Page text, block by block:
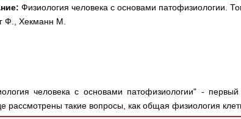
Физиология человека с основами патофизиологии.
Ф., Хекманн М.
человека с основами патофизиологии" -
рассмотрены такие вопросы, как общая физиология